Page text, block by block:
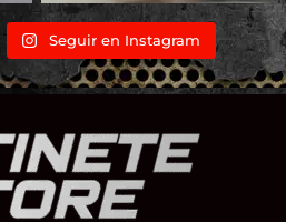
Seguir en Instagram